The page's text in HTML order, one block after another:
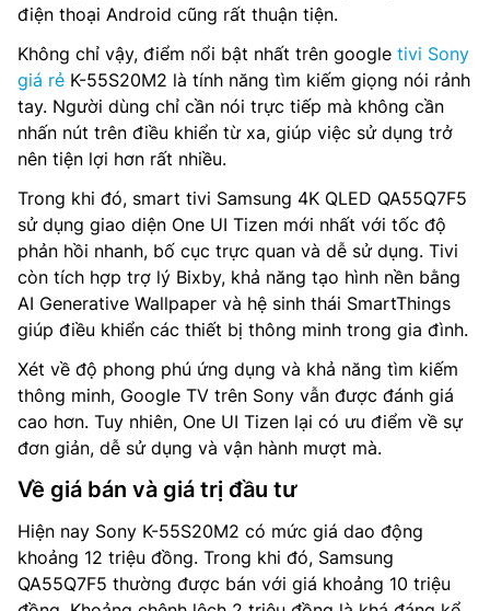
điện thoại Android cũng rất thuận tiện.
Không chỉ vậy, điểm nổi bật nhất trên google tivi Sony
giá rẻ K-55S20M2 là tính năng tìm kiếm giọng nói rảnh
tay. Người dùng chỉ cần nói trực tiếp mà không cần
nhấn nút trên điều khiển từ xa, giúp việc sử dụng trở
nên tiện lợi hơn rất nhiều.
Trong khi đó, smart tivi Samsung 4K QLED QA55Q7F5
sử dụng giao diện One UI Tizen mới nhất với tốc độ
phản hồi nhanh, bố cục trực quan và dễ sử dụng. Tivi
còn tích hợp trợ lý Bixby, khả năng tạo hình nền bằng
AI Generative Wallpaper và hệ sinh thái SmartThings
giúp điều khiển các thiết bị thông minh trong gia đình.
Xét về độ phong phú ứng dụng và khả năng tìm kiếm
thông minh, Google TV trên Sony vẫn được đánh giá
cao hơn. Tuy nhiên, One UI Tizen lại có ưu điểm về sự
đơn giản, dễ sử dụng và vận hành mượt mà.
Về giá bán và giá trị đầu tư
Hiện nay Sony K-55S20M2 có mức giá dao động
khoảng 12 triệu đồng. Trong khi đó, Samsung
QA55Q7F5 thường được bán với giá khoảng 10 triệu